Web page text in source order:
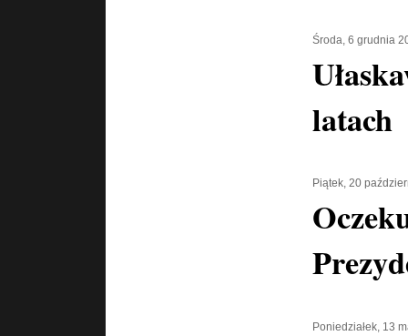
Środa, 6 grudnia
latach
Piątek, 20
Poniedziałek, 13